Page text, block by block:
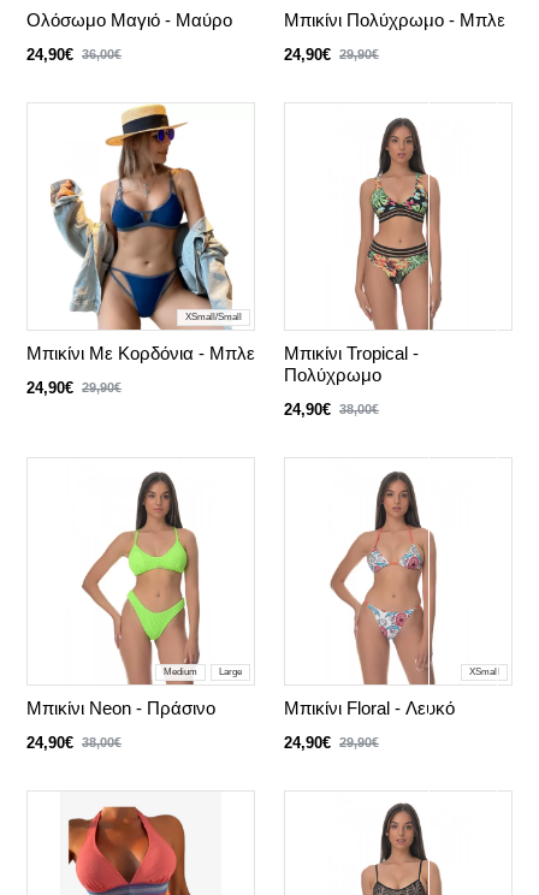
Ολόσωμο Μαγιό - Μαύρο
24,90€ 36,00€
Μπικίνι Πολύχρωμο - Μπλε
24,90€ 29,90€
XSmall/Small
Μπικίνι Με Κορδόνια - Μπλε
24,90€ 29,90€
Μπικίνι Tropical -
Πολύχρωμο
24,90€ 38,00€
Medium Large
Μπικίνι Neon - Πράσινο
24,90€ 38,00€
XSmall
Μπικίνι Floral - Λευκό
24,90€ 29,90€